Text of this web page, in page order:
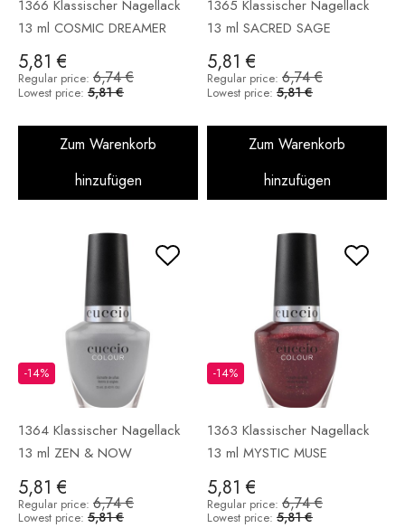
1366 Klassischer Nagellack
13 ml COSMIC DREAMER
5,81 €
Regular price: 6,74 €
Lowest price: 5,81 €
Zum Warenkorb
hinzufügen
1365 Klassischer Nagellack
13 ml SACRED SAGE
5,81 €
Regular price: 6,74 €
Lowest price: 5,81 €
Zum Warenkorb
hinzufügen
1364 Klassischer Nagellack
13 ml ZEN & NOW
5,81 €
-14%
Regular price: 6,74 €
Lowest price: 5,81 €
1363 Klassischer Nagellack
13 ml MYSTIC MUSE
5,81 €
-14%
Regular price: 6,74 €
Lowest price: 5,81 €